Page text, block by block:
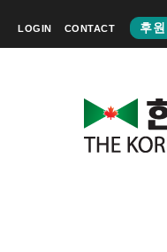
LOGIN CONTACT 후원